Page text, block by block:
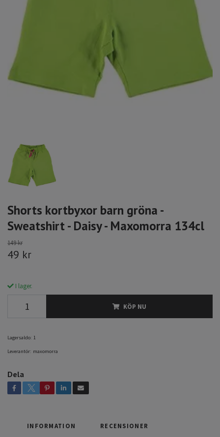
Shorts kortbyxor barn gröna -
Sweatshirt - Daisy - Maxomorra 134cl
149 kr
49 kr
I lager.
KÖP NU
Lagersaldo: 1
Leverantör: maxomorra
Dela
INFORMATION RECENSIONER